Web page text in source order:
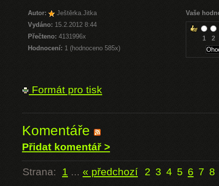
Autor:
Ještěrka.Jitka
Vydáno: 15.2.2012 8:44
Přečteno:4131996x
Hodnocení: 1 (hodnoceno 585x)
Vaše
1 2
Formát pro tisk
Komentáře
Přidat komentář >
Strana: 1 ... « předchozí 2 3 4 5 6 7 8